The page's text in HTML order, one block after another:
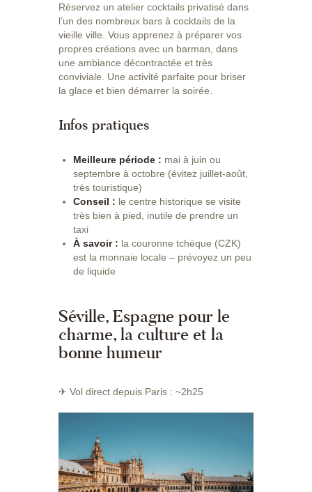
Réservez un atelier cocktails privatisé dans
l’un des nombreux bars à cocktails de la
vieille ville. Vous apprenez à préparer vos
propres créations avec un barman, dans
une ambiance décontractée et très
conviviale. Une activité parfaite pour briser
la glace et bien démarrer la soirée.
Infos pratiques
Meilleure période : mai à juin ou
septembre à octobre (évitez juillet-août,
très touristique)
Conseil : le centre historique se visite
très bien à pied, inutile de prendre un
taxi
À savoir : la couronne tchèque (CZK)
est la monnaie locale – prévoyez un peu
de liquide
Séville, Espagne pour le
charme, la culture et la
bonne humeur
✈ Vol direct depuis Paris : ~2h25